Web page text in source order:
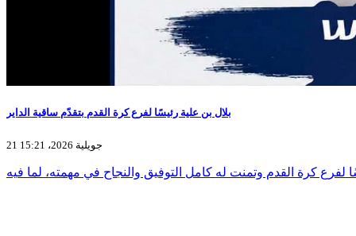
بلال بن علية رئيسًا لفرع كرة القدم بتقدّم ساقية الداير
21 جويلية 2026، 15:21